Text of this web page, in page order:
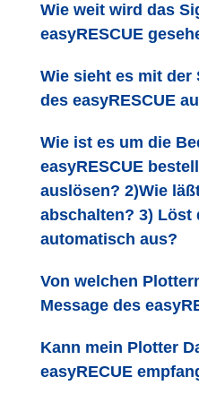
Wie weit wird das
easyRESCUE
Wie sieht es mit
des easyRESCUE
Wie ist es um die
easyRESCUE
auslösen? 2)Wie
abschalten? 3) Löst
automatisch aus?
Von welchen
Message des
Kann mein Plotter
easyRECUE